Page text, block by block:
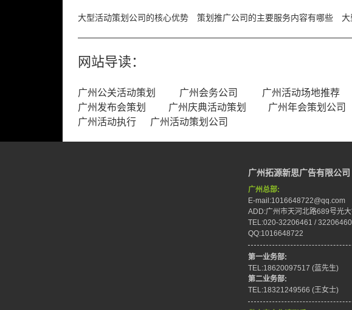
大型活动策划公司的核心优势 策划推广公司的主要服务内容有哪些 大
网站导读：
广州公关活动策划 广州会务公司 广州活动场地推荐
广州发布会策划
广州庆典活动策划 广州年会策划公司
广州活动执行
广州活动策划公司
广州拓源新思广告有限公司
广州总部:
E-mail:1016648722@qq.com
ADD:广州市天河北路689号光
TEL:020-32206461 /
QQ:1016648722
第一业务部:
TEL:18620097517 (蓝先生)
第二业务部:
TEL:18321249566 (王女士)